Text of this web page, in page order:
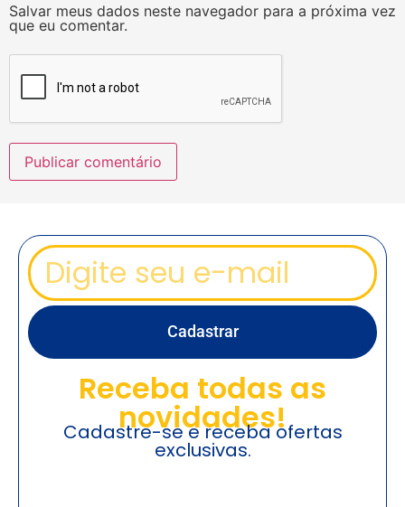
Salvar meus dados neste navegador para a próxima vez
que eu comentar.
Cadastrar
Receba todas as
novidades!
Cadastre-se e receba ofertas
exclusivas.